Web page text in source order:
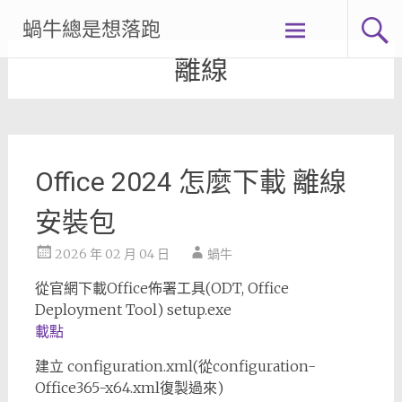
content
蝸牛總是想落跑
離線
Office 2024 怎麼下載 離線
安裝包
2026 年 02 月 04 日 蝸牛
從官網下載Office佈署工具(ODT, Office
Deployment Tool) setup.exe
載點
建立 configuration.xml(從configuration-
Office365-x64.xml復製過來)